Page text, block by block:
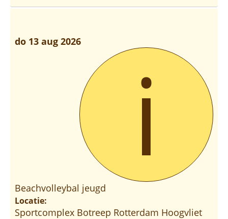
do 13 aug 2026
i
Beachvolleybal jeugd
Locatie:
Sportcomplex Botreep Rotterdam Hoogvliet